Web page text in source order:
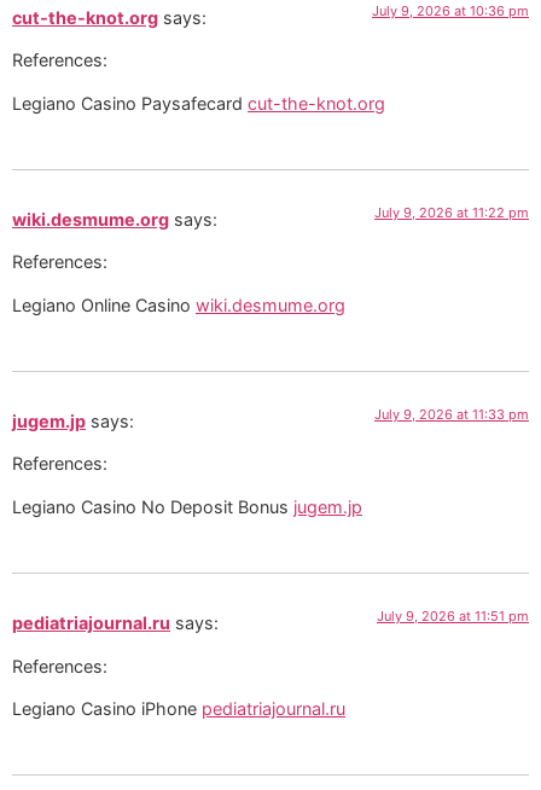
cut-the-knot.org says: July 9, 2026 at 10:36 pm
References:
Legiano Casino Paysafecard cut-the-knot.org
wiki.desmume.org says: July 9, 2026 at 11:22 pm
References:
Legiano Online Casino wiki.desmume.org
jugem.jp says: July 9, 2026 at 11:33 pm
References:
Legiano Casino No Deposit Bonus jugem.jp
pediatriajournal.ru says: July 9, 2026 at 11:51 pm
References:
Legiano Casino iPhone pediatriajournal.ru